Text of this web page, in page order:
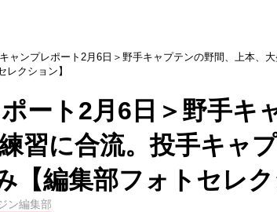
ャンプレポート2月6日＞野手キャプテンの野間、上本、
クション】
ート2月6日＞野手キ
習に合流。投手キャ
【編集部フォトセレク
ン編集部